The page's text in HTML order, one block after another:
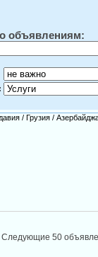
объявлениям:
/ Грузия /
Следующие 50